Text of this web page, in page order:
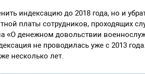
индексацию до 2018 года, но и
платы сотрудников, проходящих
«О денежном довольствии
не проводилась уже с 2013
несколько лет.